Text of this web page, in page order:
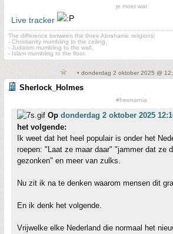
je moet wat
Live tracker
The difference between the three Abrahamic religions:
- Christianity mumbling to the ceiling,
- Judaism mumbling to the wall,
- Islam mumbling to the floor.
• donderdag 2 oktober 2025 @
Sherlock_Holmes
#freenarnia
Op donderdag 2 oktober 2025
het volgende:
Ik weet dat het heel populair is onder het
roepen: "Laat ze maar daar" "jammer dat ze
gezonken" en meer van zulks.
Nu zit ik na te denken waarom mensen dit
En ik denk het volgende.
Vrijwelke elke Nederland die normaal het